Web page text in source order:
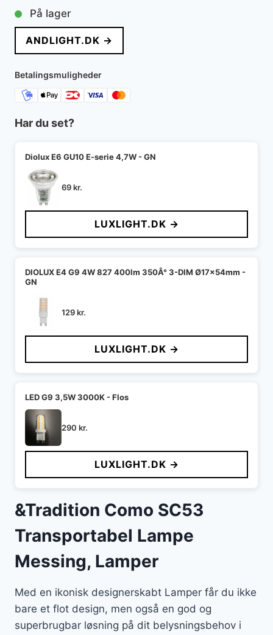
oprindelige
pris
var:
1.995 kr..
pris
er:
På lager
ANDLIGHT.DK →
Betalingsmuligheder
Har du set?
Diolux E6 GU10 E-serie 4,7W - GN
69kr.
LUXLIGHT.DK →
DIOLUX E4 G9 4W 827 400lm 350Â° 3-DIM Ø17x54mm -
GN
129kr.
LUXLIGHT.DK →
LED G9 3,5W 3000K - Flos
290 kr.
LUXLIGHT.DK →
&Tradition Como SC53
Transportabel Lampe
Messing, Lamper
Med en ikonisk designerskabt Lamper får du ikke
bare et flot design, men også en god og
superbrugbar løsning på dit belysningsbehov i